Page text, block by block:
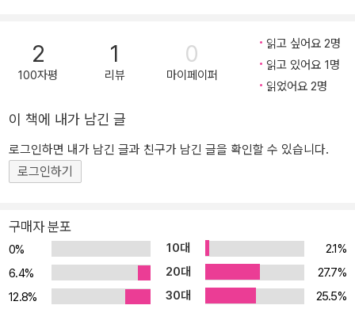
을 포함해 한국의 창업자나 관계자의 가족이 스타트업을 좀 더 명확
하게 이해하도록 <창업자와 스타트업 구성원의 가족이 자주 하는 질
창과 한국의 발전을 기원하는 저자의 바람이 반영됐기 때문이다. 저
고, 이를 통해 한국 스타트업 생태계, 나아가 한국이 발전하기를 바라
는 마음을 책에 담았다. 스타트업과 스타트업을 한다는 것 스타트업
민족이 그 대표적인 예다. 스타트업은 기존에 없거나 기존 방식을 변
화시키거나 새로운 가치를 창출하는 사업이기 때문에 그만큼 실패 확
률이 높은 것도 사실이다. 그렇다면 스타트업을 하지 말아야 할까? 저
자는 그렇지 않다고 말한다. 스타트업의 실패와 창업자 혹은 구성원
의 실패를 분리해서 보아야 하기 때문이다. 스타트업의 실패 여부를
2
100자평
1
리뷰
0
마이페이퍼
읽고 싶어요 2명
읽고 있어요 1명
읽었어요 2명
이 책에 내가 남긴 글
로그인하면 내가 남긴 글과 친구가 남긴 글을 확인할 수 있습니다.
로그인하기
구매자 분포
0% 10대
2.1%
6.4%
20대
27.7%
12.8%
30대
25.5%